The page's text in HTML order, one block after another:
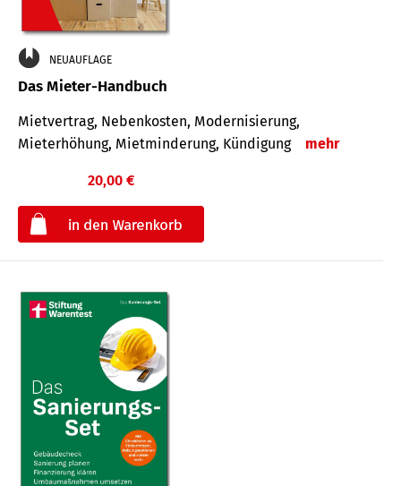
NEUAUFLAGE
Das Mieter-Handbuch
Mietvertrag, Nebenkosten, Modernisierung,
Mieterhöhung, Mietminderung, Kündigung
mehr
20,00 €